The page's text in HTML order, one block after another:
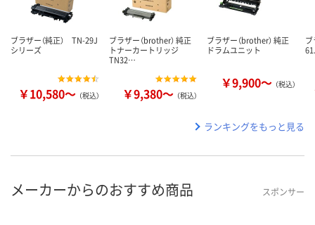
ブラザー（純正） TN-29J
シリーズ
￥10,580～ （税込）
ブラザー（brother） 純正
トナーカートリッジ
TN32…
￥9,380～ （税込）
ブラザー（brother） 純正
ドラムユニット
￥9,900～ （税込）
ランキングをもっと見る
メーカーからのおすすめ商品 スポンサー